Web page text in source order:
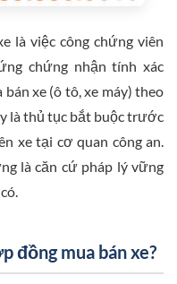
là việc công chứng viên
chứng nhận tính xác
xe (ô tô, xe máy) theo
là thủ tục bắt buộc trước
xe tại cơ quan công an.
là căn cứ pháp lý vững
đồng mua bán xe?